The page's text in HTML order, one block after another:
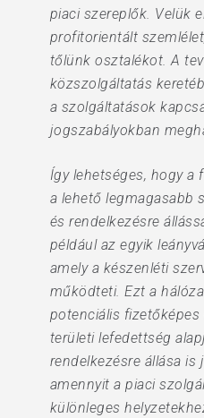
piaci szereplők. Velük
profitorientált
tőlünk osztalékot. A
közszolgáltatás
a szolgáltatások
jogszabályokban
Így lehetséges, hogy a
a lehető legmagasabb
és rendelkezésre
például az egyik
amely a készenléti
működteti. Ezt a
potenciális fizetőképes
területi lefedettség
rendelkezésre állása is
amennyit a piaci
különleges